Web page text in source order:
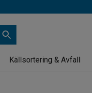
Källsortering & Avfall